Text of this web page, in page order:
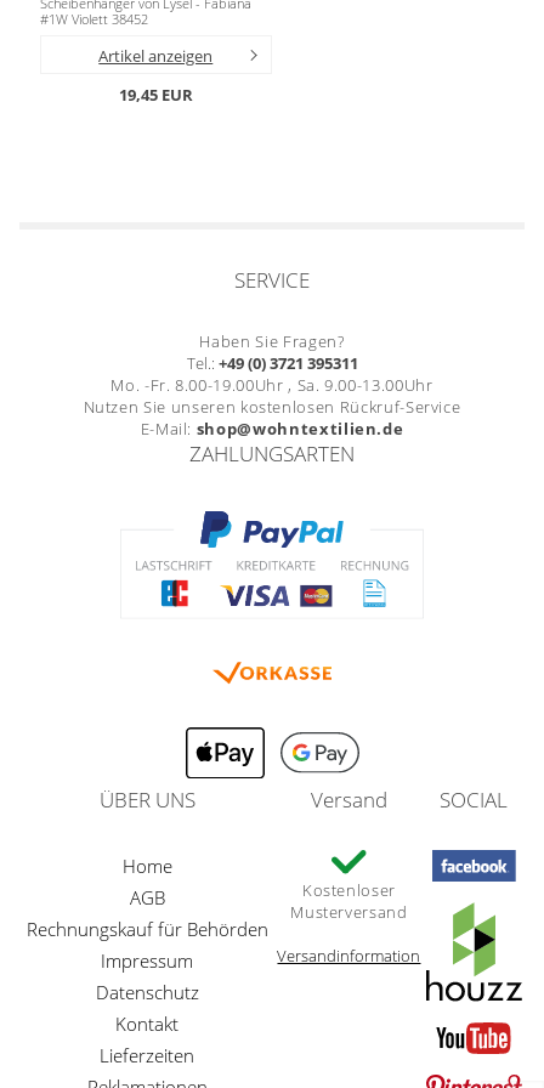
Gardinenstange
Stoffe
#1W Violett 38452
Artikel anzeigen
19,45 EUR
SERVICE
Haben Sie Fragen?
Tel.: +49 (0) 3721 395311
Mo. -Fr. 8.00-19.00Uhr , Sa. 9.00-13.00Uhr
Nutzen Sie unseren kostenlosen Rückruf-Service
E-Mail: shop@wohntextilien.de
ZAHLUNGSARTEN
ÜBER UNS
Home
AGB
Rechnungskauf für Behörden
Impressum
Datenschutz
Kontakt
Lieferzeiten
Versand
Kostenloser
Musterversand
Versandinformation
SOCIAL